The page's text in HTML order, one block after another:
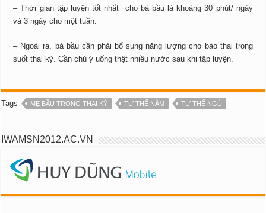
– Thời gian tập luyện tốt nhất cho bà bầu là khoảng 30 phút/ ngày
và 3 ngày cho một tuần.
– Ngoài ra, bà bầu cần phải bổ sung năng lượng cho bào thai trong
suốt thai kỳ. Cần chú ý uống thật nhiều nước sau khi tập luyện.
Tags MẸ BẦU TRONG THAI KỲ TƯ THẾ NẰM TƯ THẾ NGỦ
IWAMSN2012.AC.VN